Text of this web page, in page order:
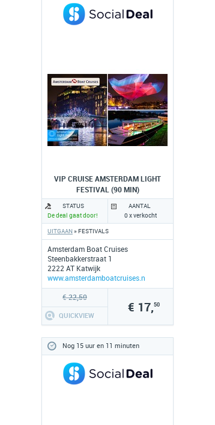
VIP CRUISE AMSTERDAM LIGHT
FESTIVAL (90 MIN)
Amsterdam Boat Cruises
Steenbakkerstraat 1
2222 AT Katwijk
www.amsterdamboatcruises.nl
UITGAAN» FESTIVALS
STATUS
De deal gaat door!
AANTAL
0 x verkocht
€ 22,50
QUICKVIEW
€ 17,50
Nog 15 uur en 11 minuten